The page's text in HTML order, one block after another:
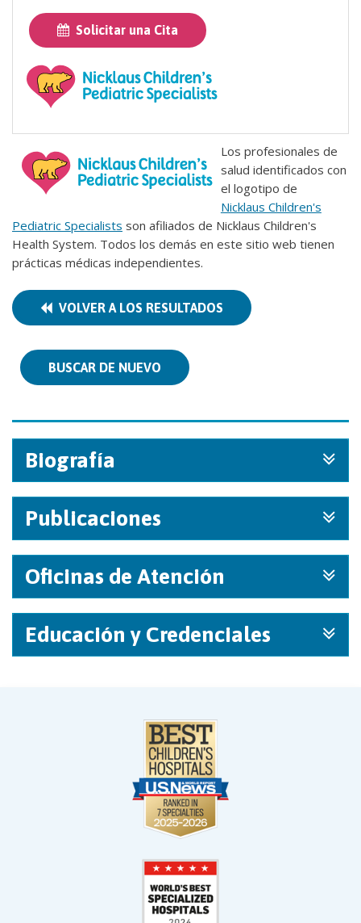
Solicitar una Cita
Los profesionales de
salud identificados con
el logotipo de
Nicklaus Children's
Pediatric Specialists son afiliados de Nicklaus Children's
Health System. Todos los demás en este sitio web tienen
prácticas médicas independientes.
VOLVER A LOS RESULTADOS
BUSCAR DE NUEVO
Biografía
Publicaciones
Oficinas de Atención
Educación y Credenciales